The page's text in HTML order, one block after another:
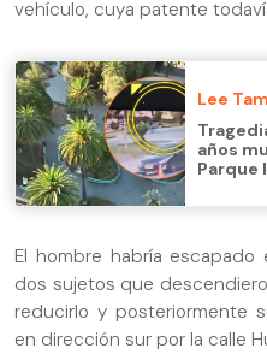
vehículo, cuya patente
Lee
años
Parque
El hombre habría
dos sujetos que
reducirlo y posteriormente
en dirección sur por la calle